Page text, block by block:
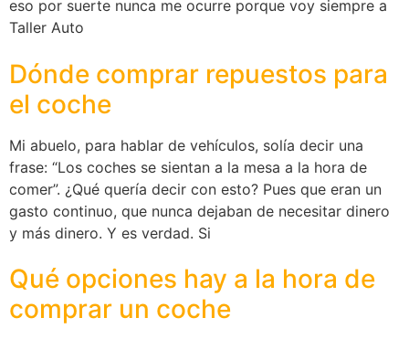
eso por suerte nunca me ocurre porque voy siempre a
Taller Auto
Dónde comprar repuestos para
el coche
Mi abuelo, para hablar de vehículos, solía decir una
frase: “Los coches se sientan a la mesa a la hora de
comer”. ¿Qué quería decir con esto? Pues que eran un
gasto continuo, que nunca dejaban de necesitar dinero
y más dinero. Y es verdad. Si
Qué opciones hay a la hora de
comprar un coche